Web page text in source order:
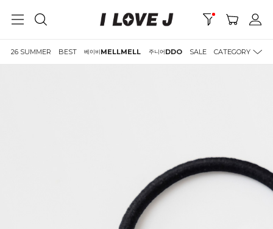
26 SUMMER BEST 베이비MELLMELL 주니어DDO SALE CATEGORY